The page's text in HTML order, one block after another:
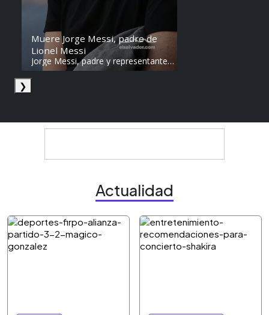
Muere Jorge Messi, padre de
Lionel Messi
Jorge Messi, padre y representante
de Lionel Messi, falleció a los 68
años en Argentina. Fue una figura
❯
Actualidad